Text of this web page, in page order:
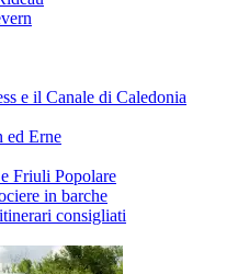
e il Canale di Caledonia
ed Erne
Friuli Popolare
in barche
consigliati